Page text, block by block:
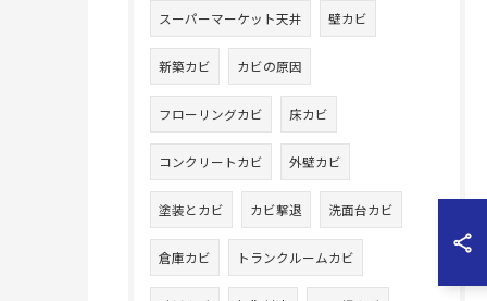
スーパーマーケット天井 壁カビ
新築カビ カビの原因
フローリングカビ 床カビ
コンクリートカビ 外壁カビ
塗装とカビ カビ撃退 洗面台カビ
倉庫カビ トランクルームカビ